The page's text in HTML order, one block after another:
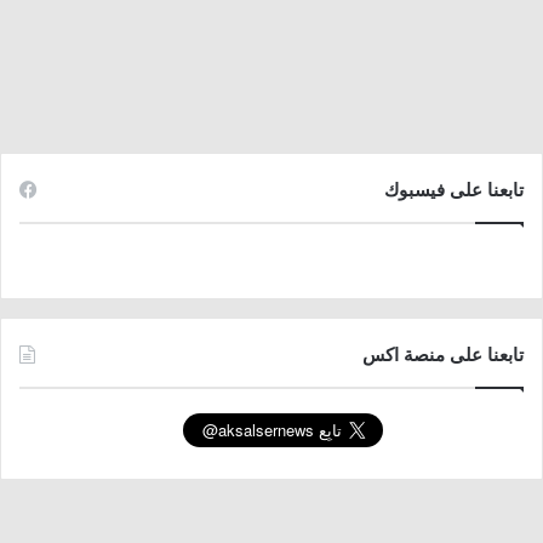
تابعنا على فيسبوك
تابعنا على منصة اكس